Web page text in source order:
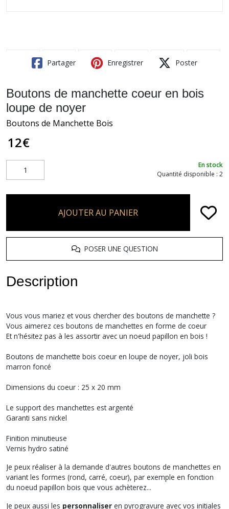
Partager Enregistrer Poster
Boutons de manchette coeur en bois
loupe de noyer
Boutons de Manchette Bois
12€
En stock
Quantité disponible : 2
AJOUTER AU PANIER
POSER UNE QUESTION
Description
Vous vous mariez et vous chercher des boutons de manchette ?
Vous aimerez ces boutons de manchettes en forme de coeur
Et n'hésitez pas à les assortir avec un noeud papillon en bois !
Boutons de manchette bois coeur en loupe de noyer, joli bois
marron foncé
Dimensions du coeur : 25 x 20 mm
Le support des manchettes est argenté
Garanti sans nickel
Finition minutieuse
Vernis hydro satiné
Je peux réaliser à la demande d'autres boutons de manchettes en
variant les formes (rond, carré, coeur), par exemple en fonction
du noeud papillon bois que vous achèterez...
Je peux aussi les personnaliser en pyrogravure avec vos initiales